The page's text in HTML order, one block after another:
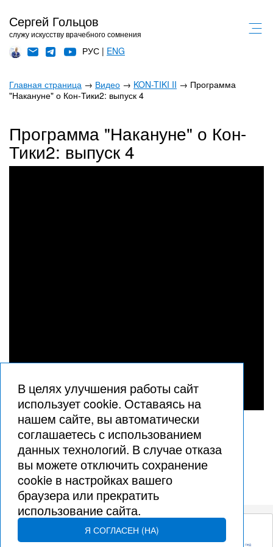
Сергей Гольцов
служу искусству врачебного сомнения
РУС | ENG
Главная страница → Видео → KON-TIKI II → Программа
"Накануне" о Кон-Тики2: выпуск 4
Программа "Накануне" о Кон-
Тики2: выпуск 4
© Сергей Гольцов, 2002 – 2026
В целях улучшения работы сайт
использует cookie. Оставаясь на
нашем сайте, вы автоматически
соглашаетесь с использованием
данных технологий. В случае отказа
вы можете отключить сохранение
cookie в настройках вашего
браузера или прекратить
использование сайта.
Я СОГЛАСЕН (НА)